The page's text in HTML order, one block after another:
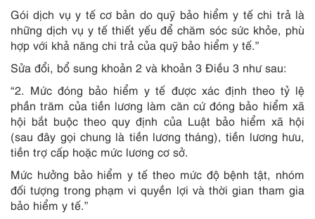
Gói dịch vụ y tế cơ bản do quỹ bảo hiểm y tế chi trả là
những dịch vụ y tế thiết yếu để chăm sóc sức khỏe, phù
hợp với khả năng chi trả của quỹ bảo hiểm y tế.”
Sửa đổi, bổ sung khoản 2 và khoản 3 Điều 3 như sau:
“2. Mức đóng bảo hiểm y tế được xác định theo tỷ lệ
phần trăm của tiền lương làm căn cứ đóng bảo hiểm xã
hội bắt buộc theo quy định của Luật bảo hiểm xã hội
(sau đây gọi chung là tiền lương tháng), tiền lương hưu,
tiền trợ cấp hoặc mức lương cơ sở.
Mức hưởng bảo hiểm y tế theo mức độ bệnh tật, nhóm
đối tượng trong phạm vi quyền lợi và thời gian tham gia
bảo hiểm y tế.”